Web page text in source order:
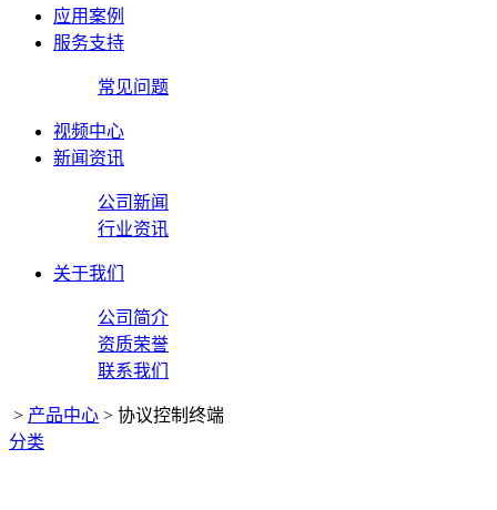
应用案例
服务支持
常见问题
视频中心
新闻资讯
公司新闻
行业资讯
关于我们
公司简介
资质荣誉
联系我们
> 产品中心 > 协议控制终端
分类